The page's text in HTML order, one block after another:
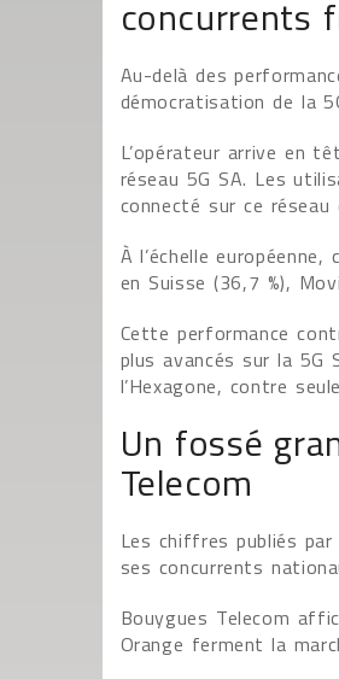
concurrents
Au-delà des
démocratisation de la
L’opérateur arrive en
réseau 5G SA. Les
connecté sur ce
À l’échelle
en Suisse (36,7 %),
Cette performance
plus avancés sur la 5G
l’Hexagone, contre
Un fossé
Telecom
Les chiffres publiés par
ses concurrents
Bouygues Telecom
Orange ferment la